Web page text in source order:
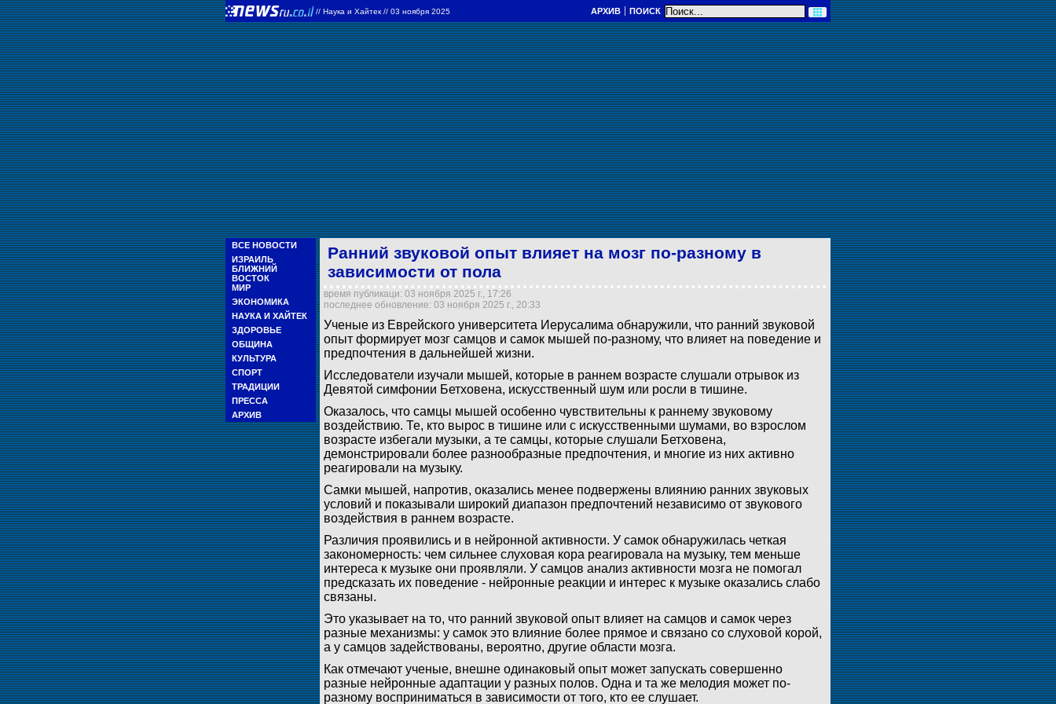
// Наука и Хайтек // 03 ноября 2025 АРХИВ ПОИСК
ВСЕ НОВОСТИ
ИЗРАИЛЬ
БЛИЖНИЙ
ВОСТОК
МИР
ЭКОНОМИКА
НАУКА И ХАЙТЕК
ЗДОРОВЬЕ
ОБЩИНА
КУЛЬТУРА
СПОРТ
ТРАДИЦИИ
ПРЕССА
АРХИВ
Ранний звуковой опыт влияет на мозг по-разному в
зависимости от пола
время публикаци: 03 ноября 2025 г., 17:26
последнее обновление: 03 ноября 2025 г., 20:33
Ученые из Еврейского университета Иерусалима обнаружили, что ранний звуковой
опыт формирует мозг самцов и самок мышей по-разному, что влияет на поведение и
предпочтения в дальнейшей жизни.
Исследователи изучали мышей, которые в раннем возрасте слушали отрывок из
Девятой симфонии Бетховена, искусственный шум или росли в тишине.
Оказалось, что самцы мышей особенно чувствительны к раннему звуковому
воздействию. Те, кто вырос в тишине или с искусственными шумами, во взрослом
возрасте избегали музыки, а те самцы, которые слушали Бетховена,
демонстрировали более разнообразные предпочтения, и многие из них активно
реагировали на музыку.
Самки мышей, напротив, оказались менее подвержены влиянию ранних звуковых
условий и показывали широкий диапазон предпочтений независимо от звукового
воздействия в раннем возрасте.
Различия проявились и в нейронной активности. У самок обнаружилась четкая
закономерность: чем сильнее слуховая кора реагировала на музыку, тем меньше
интереса к музыке они проявляли. У самцов анализ активности мозга не помогал
предсказать их поведение - нейронные реакции и интерес к музыке оказались слабо
связаны.
Это указывает на то, что ранний звуковой опыт влияет на самцов и самок через
разные механизмы: у самок это влияние более прямое и связано со слуховой корой,
а у самцов задействованы, вероятно, другие области мозга.
Как отмечают ученые, внешне одинаковый опыт может запускать совершенно
разные нейронные адаптации у разных полов. Одна и та же мелодия может по-
разному восприниматься в зависимости от того, кто ее слушает.